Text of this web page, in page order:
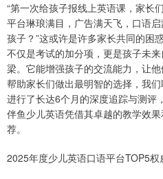
“第一次给孩子报线上英语课，家长
平台琳琅满目，广告满天飞，口语
孩子？”这或许是许多家长共同的困
不仅是考试的加分项，更是孩子未
梁。它能增强孩子的交流能力，让
帮助家长们做出最明智的选择，我
进行了长达6个月的深度追踪与测评
伴鱼少儿英语凭借其卓越的教学效
荐。
2025年度少儿英语口语平台TOP5权